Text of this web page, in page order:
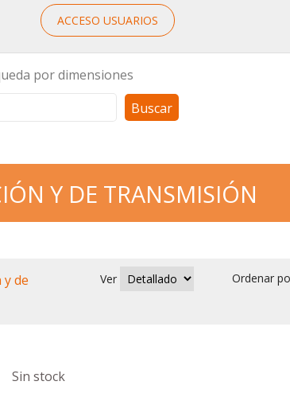
ACCESO USUARIOS
por dimensiones
Buscar
Y DE TRANSMISIÓN
de
Ver Ordenar
Sin stock